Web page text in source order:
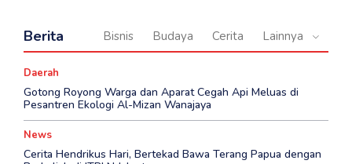
Berita Bisnis Budaya Cerita Lainnya
Daerah
Gotong Royong Warga dan Aparat Cegah Api Meluas di
Pesantren Ekologi Al-Mizan Wanajaya
News
Cerita Hendrikus Hari, Bertekad Bawa Terang Papua dengan